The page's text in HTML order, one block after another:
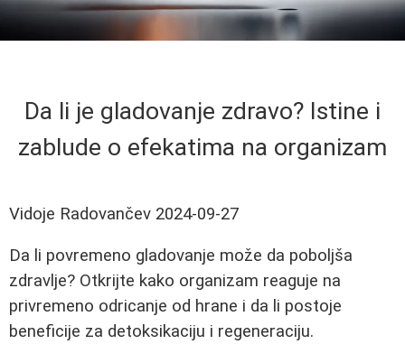
Da li je gladovanje zdravo? Istine i
zablude o efekatima na organizam
Vidoje Radovančev 2024-09-27
Da li povremeno gladovanje može da poboljša
zdravlje? Otkrijte kako organizam reaguje na
privremeno odricanje od hrane i da li postoje
beneficije za detoksikaciju i regeneraciju.